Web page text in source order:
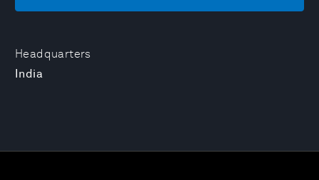
Headquarters
India